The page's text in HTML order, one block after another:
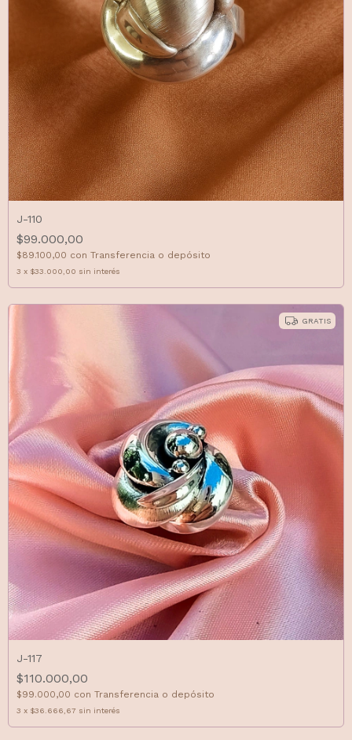
J-110
$99.000,00
$89.100,00 con Transferencia o depósito
3 x $33.000,00 sin interés
GRATIS
J-117
$110.000,00
$99.000,00 con Transferencia o depósito
3 x $36.666,67 sin interés